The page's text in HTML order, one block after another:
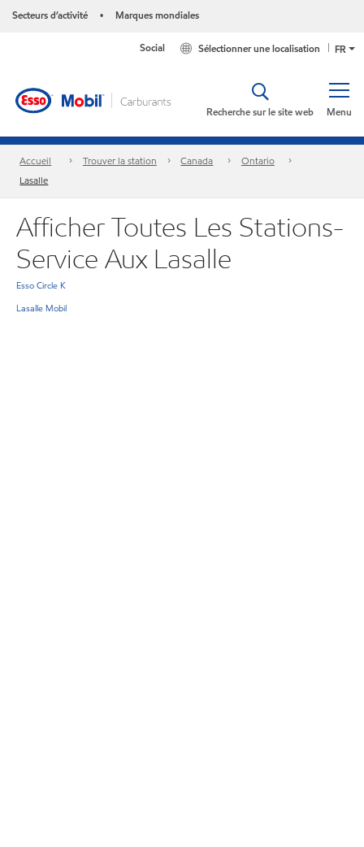
Secteurs d’activité • Marques mondiales
FR
Sélectionner une localisation
Social
Menu
Recherche sur le site web
Accueil Trouver la station Canada
Ontario
Lasalle
Afficher Toutes Les Stations-
Service Aux Lasalle
Esso Circle K
Lasalle Mobil